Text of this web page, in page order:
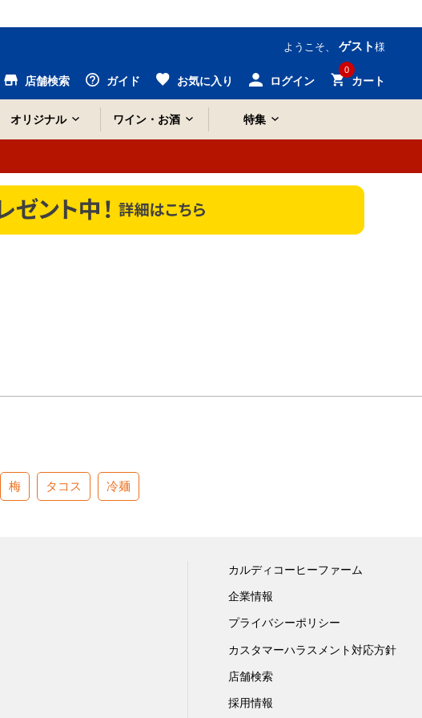
ようこそ、 ゲスト 様
店舗検索 ガイド お気に入り ログイン
0
カート
オリジナル ワイン・お酒 特集
梅 タコス 冷麺
カルディコーヒーファーム
企業情報
プライバシーポリシー
カスタマーハラスメント対応方針
店舗検索
採用情報